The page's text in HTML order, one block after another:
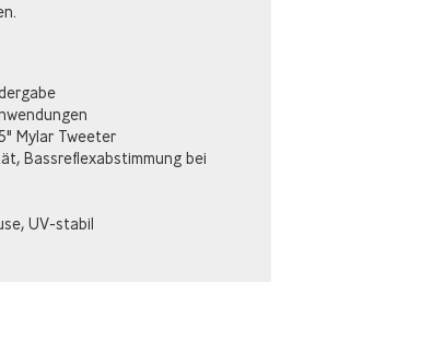
Mylar Tweeter
Bassreflexabstimmung bei
UV-stabil